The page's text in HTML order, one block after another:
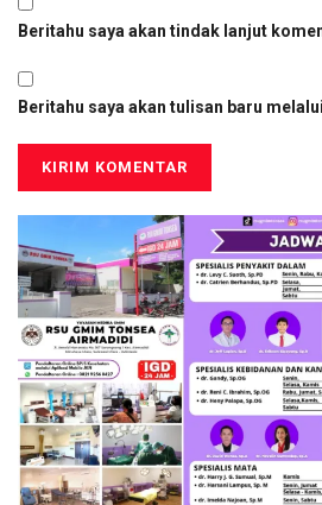
Beritahu saya akan tindak lanjut
Beritahu saya akan tulisan baru